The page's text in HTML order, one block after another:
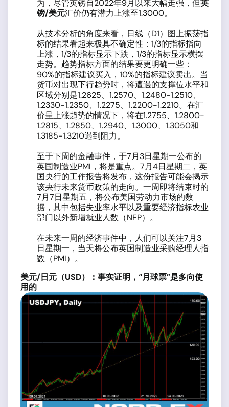
为，尽管英镑自2022年9月以来大幅走强，但英
镑/美元汇价仍有潜力上涨至1.3000。
从技术分析的角度来看，日线（D1）图上振荡指
标的结果看起来极具不确定性：1/3的指标指向
上涨，1/3的指标显示下跌，1/3的指标显示横摆
走势。趋势指标方面的结果要更明确一些：
90%的指标建议买入，10%的指标建议卖出。当
货币对出现下行趋势时，将遭遇的支撑位水平和
区域分别是1.2625、1.2570、1.2480-1.2510、
1.2330-1.2350、1.2275、1.2200-1.2210。在汇
价呈上涨趋势的情况下，将在1.2755、1.2800-
1.2815、1.2850、1.2940、1.3000、1.3050和
1.3185-1.3210遇到阻力。
至于下周的金融事件，于7月3日星期一公布的
英国制造业PMI，将是重点。7月4日星期二，英
国央行的工作报告将发布，这份报告可能会揭示
该央行未来货币政策的走向。一周即将结束时的
7月7日星期五，将公布美国劳动力市场的数
据，其中包括失业率水平以及重要经济指标农业
部门以外新增就业人数（NFP）。
在未来一周的经济事件中，人们可以关注7月3
日星期一，当天将公布英国制造业采购经理人指
数（PMI）。
美元/日元（USD）：事实证明，“月球票”是多向使
用的